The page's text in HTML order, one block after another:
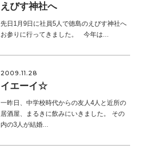
えびす神社へ
先日1月9日に社員5人で徳島のえびす神社へ
お参りに行ってきました。 今年は...
2009.11.28
イエーイ☆
一昨日、中学校時代からの友人4人と近所の
居酒屋、まるきに飲みにいきました。 その
内の3人が結婚...